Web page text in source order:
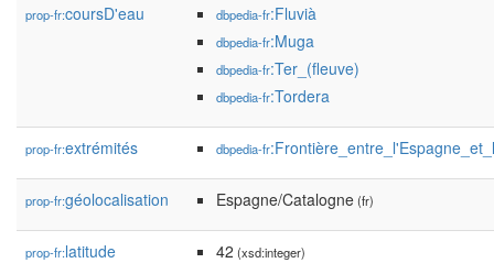
prop-fr:coursD'eau dbpedia-fr:Fluvià
dbpedia-fr:Muga
dbpedia-fr:Ter_(fleuve)
dbpedia-fr:Tordera
prop-fr:extrémités dbpedia-fr
prop-fr:géolocalisation Espagne/Catalogne(fr)
prop-fr:latitude 42 (xsd:integer)